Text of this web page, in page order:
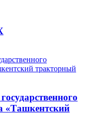
«Ташкентский